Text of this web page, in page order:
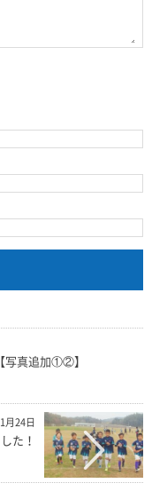
写真追加①②】
月24日
た！